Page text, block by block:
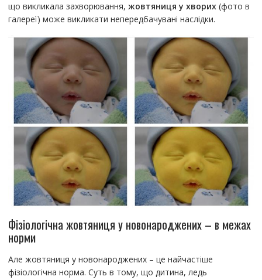
що викликала захворювання, жовтяниця у хворих(фото в
галереї) може викликати непередбачувані наслідки.
Фізіологічна жовтяниця у новонароджених – в межах
норми
Але жовтяниця у новонароджених – це найчастіше
фізіологічна норма. Суть в тому, що дитина, ледь